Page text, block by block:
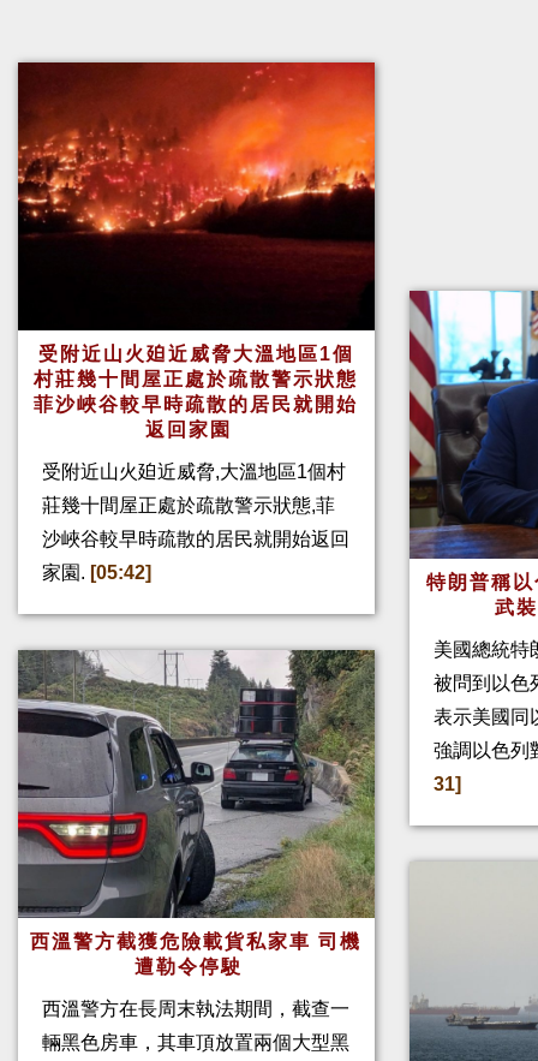
受附近山火廹近威脅大溫地區1個
村莊幾十間屋正處於疏散警示狀態
菲沙峽谷較早時疏散的居民就開始
返回家園
受附近山火廹近威脅,大溫地區1個村
莊幾十間屋正處於疏散警示狀態,菲
沙峽谷較早時疏散的居民就開始返回
家園. [05:42]
西溫警方截獲危險載貨私家車 司機
遭勒令停駛
西溫警方在長周末執法期間，截查一
輛黑色房車，其車頂放置兩個大型黑
特朗普稱
武
美國總統特
被問到以色
表示美國同
強調以色列
31]